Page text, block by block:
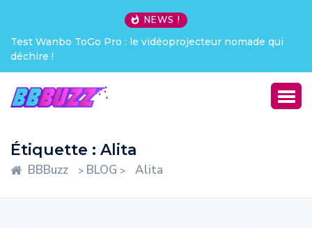
NEWS !
Test Wanbo ToGo Pro : le vidéoprojecteur nomade qui
déchire !
Étiquette : Alita
BBBuzz > BLOG > Alita